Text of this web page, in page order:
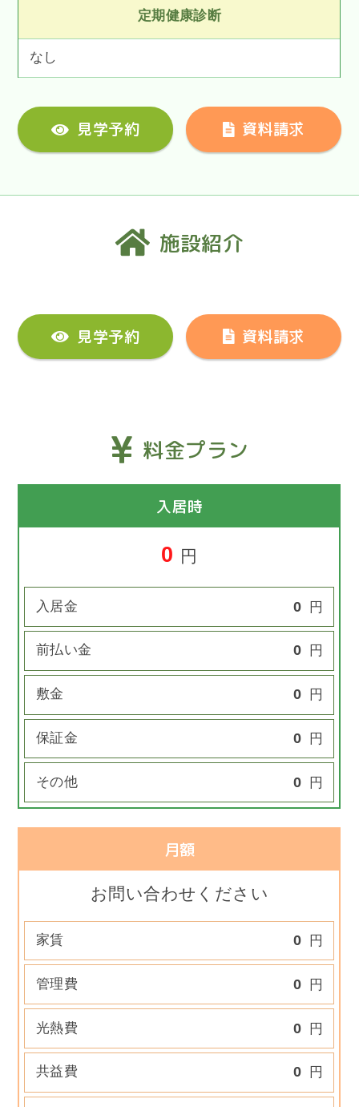
定期健康診断
なし
見学予約 資料請求
施設紹介
見学予約 資料請求
料金プラン
入居時
0 円
入居金 0 円
前払い金 0 円
敷金 0 円
保証金 0 円
その他 0 円
月額
お問い合わせください
家賃 0 円
管理費 0 円
光熱費 0 円
共益費 0 円